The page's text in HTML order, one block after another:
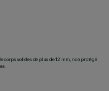
corps solides de plus de 12 mm, non protégé